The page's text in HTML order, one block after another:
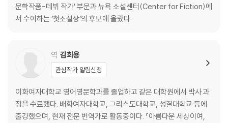
문학작품-데뷔 작가’ 부문과 뉴욕 소설센터(Center for Fiction)에
서 수여하는 ‘첫소설상’의 후보에 올랐다.
역 김희용
관심작가 알림신청
이화여자대학교 영어영문학과를 졸업하고 같은 대학원에서 박사 과
정을 수료했다. 배화여자대학교, 그리스도대학교, 성결대학교 등에
출강했으며, 현재 전문 번역가로 활동중이다. 『아름다운 세상이여,